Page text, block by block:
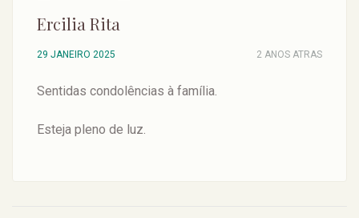
Ercilia Rita
29 JANEIRO 2025 2 ANOS ATRAS
Sentidas condolências à família.
Esteja pleno de luz.